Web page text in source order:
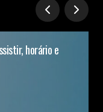
horário e